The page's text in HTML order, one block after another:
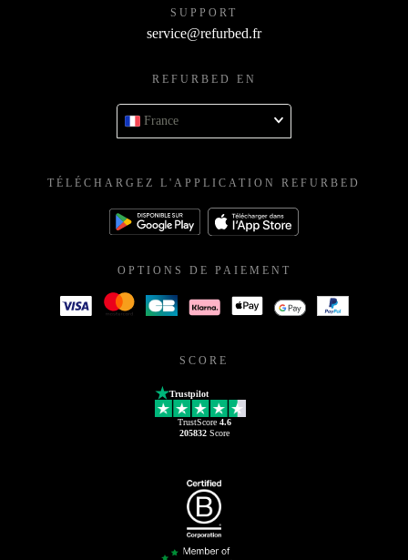
SUPPORT
service@refurbed.fr
REFURBED EN
France
TÉLÉCHARGEZ L'APPLICATION REFURBED
OPTIONS DE PAIEMENT
SCORE
Trustpilot
TrustScore 4.6
205832Score